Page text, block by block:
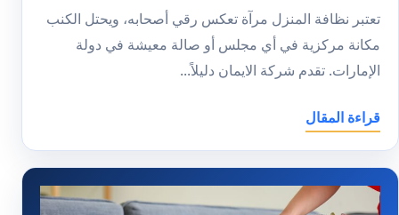
تعتبر نظافة المنزل مرآة تعكس رقي أصحابه، ويحتل الكنب
مكانة مركزية في أي مجلس أو صالة معيشة في دولة
الإمارات. تقدم شركة الايمان دليلاً...
قراءة المقال